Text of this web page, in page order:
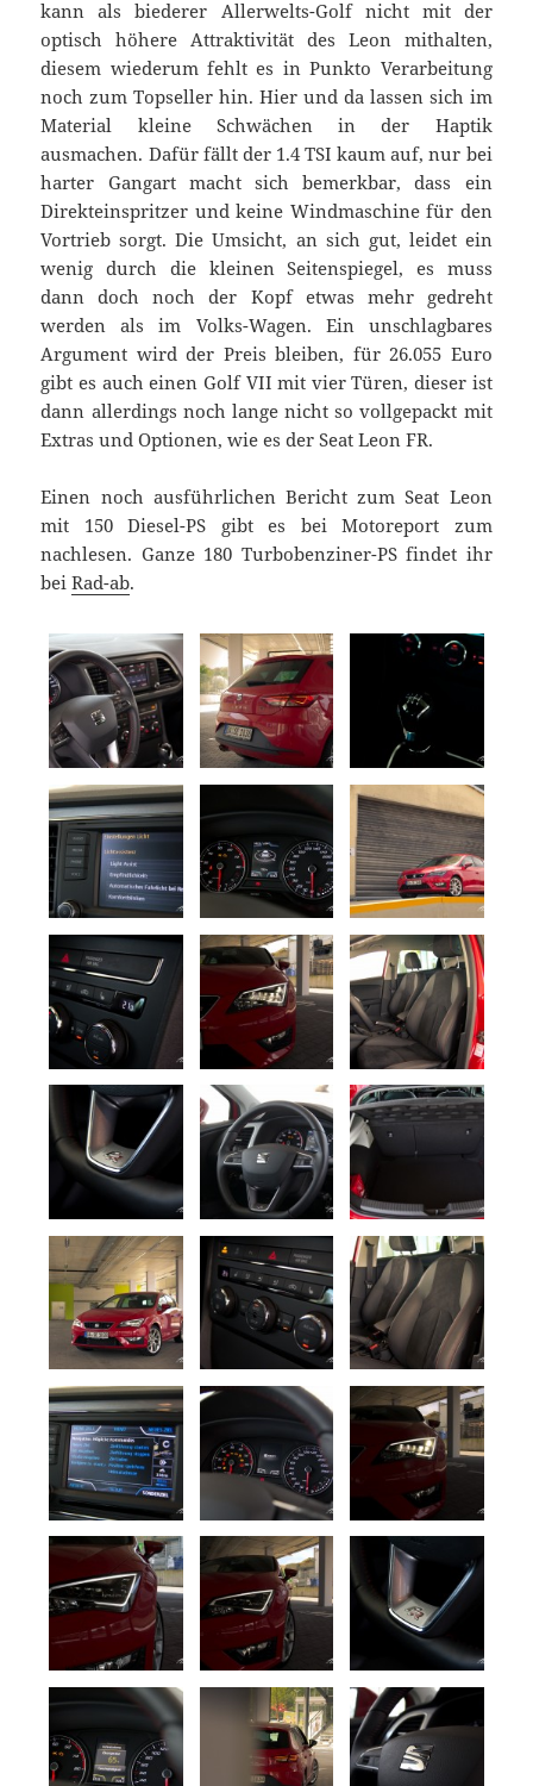
kann als biederer Allerwelts-Golf nicht mit der
optisch höhere Attraktivität des Leon mithalten,
diesem wiederum fehlt es in Punkto Verarbeitung
noch zum Topseller hin. Hier und da lassen sich im
Material kleine Schwächen in der Haptik
ausmachen. Dafür fällt der 1.4 TSI kaum auf, nur bei
harter Gangart macht sich bemerkbar, dass ein
Direkteinspritzer und keine Windmaschine für den
Vortrieb sorgt. Die Umsicht, an sich gut, leidet ein
wenig durch die kleinen Seitenspiegel, es muss
dann doch noch der Kopf etwas mehr gedreht
werden als im Volks-Wagen. Ein unschlagbares
Argument wird der Preis bleiben, für 26.055 Euro
gibt es auch einen Golf VII mit vier Türen, dieser ist
dann allerdings noch lange nicht so vollgepackt mit
Extras und Optionen, wie es der Seat Leon FR.
Einen noch ausführlichen Bericht zum Seat Leon
mit 150 Diesel-PS gibt es bei Motoreport zum
nachlesen. Ganze 180 Turbobenziner-PS findet ihr
beiRad-ab.